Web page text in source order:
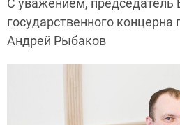
С уважением, председатель
государственного концерна
Андрей Рыбаков